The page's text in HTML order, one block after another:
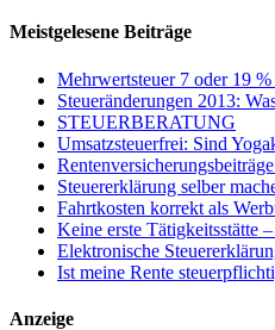
Meistgelesene Beiträge
Mehrwertsteuer 7 oder 19
Steueränderungen 2013:
STEUERBERATUNG
Umsatzsteuerfrei: Sind
Steuererklärung selber
Fahrtkosten korrekt als
Keine erste Tätigkeitsstätte
Elektronische
Ist meine Rente
Anzeige